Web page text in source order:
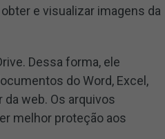
e visualizar imagens da
Dessa forma, ele
do Word, Excel,
web. Os arquivos
melhor proteção aos